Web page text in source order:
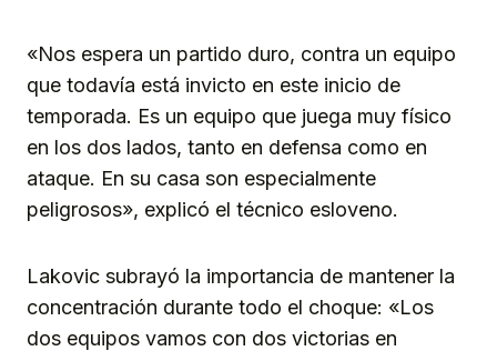
«Nos espera un partido duro, contra un equipo
que todavía está invicto en este inicio de
temporada. Es un equipo que juega muy físico
en los dos lados, tanto en defensa como en
ataque. En su casa son especialmente
peligrosos», explicó el técnico esloveno.
Lakovic subrayó la importancia de mantener la
concentración durante todo el choque: «Los
dos equipos vamos con dos victorias en